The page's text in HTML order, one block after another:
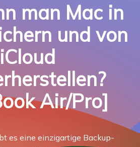
man Mac in
und von
iCloud
Air/Pro]
es eine einzigartige Backup-